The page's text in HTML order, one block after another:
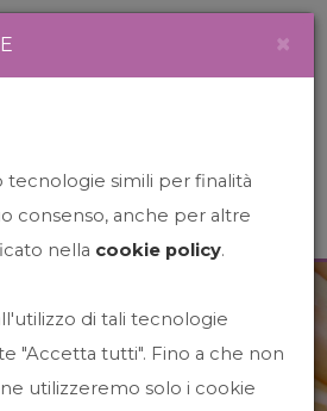
×
tecnologie simili per finalità
consenso, anche per altre
nella cookie policy.
di tali tecnologie
"Accetta tutti". Fino a che non
utilizzeremo solo i cookie